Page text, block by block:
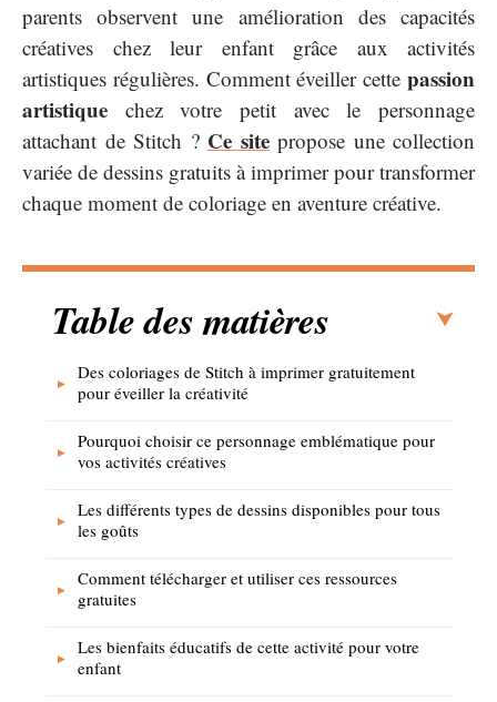
parents observent une amélioration des capacités
créatives chez leur enfant grâce aux activités
artistiques régulières. Comment éveiller cette passion
artistique chez votre petit avec le personnage
attachant de Stitch ? Ce sitepropose une collection
variée de dessins gratuits à imprimer pour transformer
chaque moment de coloriage en aventure créative.
Table des matières
Des coloriages de Stitch à imprimer gratuitement
pour éveiller la créativité
Pourquoi choisir ce personnage emblématique pour
vos activités créatives
Les différents types de dessins disponibles pour tous
les goûts
Comment télécharger et utiliser ces ressources
gratuites
Les bienfaits éducatifs de cette activité pour votre
enfant